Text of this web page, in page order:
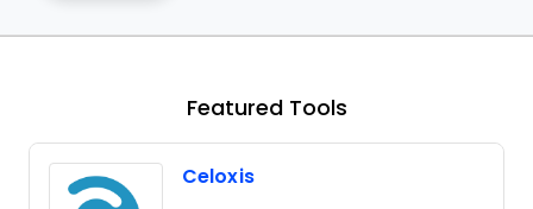
Featured Tools
Celoxis